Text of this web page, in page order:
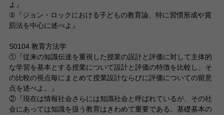
よ』
②『ジョン・ロックにおける子どもの教育論、特に習慣形成や賞
罰法を中心に述べよ』
S0104 教育方法学
①『従来の知識伝達を重視した授業の設計と評価に対して主体的
な学習を基本とする授業について設計と評価の特徴を比較し、そ
の比較の視点毎にまとめて授業設計ならびに評価についての留意
点を述べよ。』
②『現在は情報社会さらには知識社会と呼ばれているが、その社
会にあっては知識を扱う教育はきわめて重要である。基礎基本の